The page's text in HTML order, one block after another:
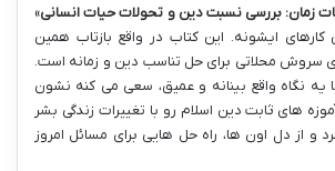
زمان: بررسی نسبت دین و تحولات حیات انسانی»
ایشونه. این کتاب در واقع بازتاب همین
سروش محلاتی برای حل تناسب دین و زمانه است.
یه نگاه واقع بینانه و عمیق، سعی می کنه نشون
های ثابت دین اسلام رو با تغییرات زندگی بشر
و از دل اون ها، راه حل هایی برای مسائل امروز